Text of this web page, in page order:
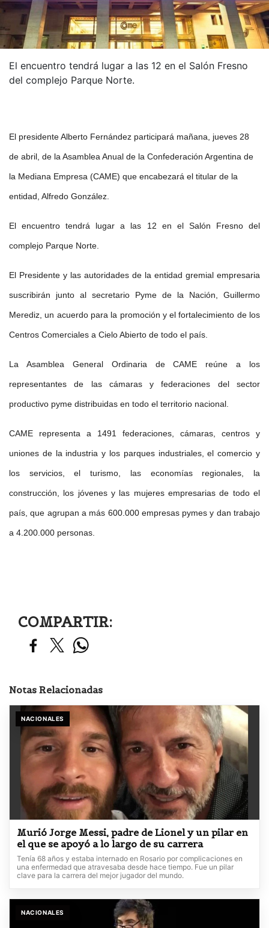
El encuentro tendrá lugar a las 12 en el Salón Fresno
del complejo Parque Norte.
El presidente Alberto Fernández participará mañana, jueves 28
de abril, de la Asamblea Anual de la Confederación Argentina de
la Mediana Empresa (CAME) que encabezará el titular de la
entidad, Alfredo González.
El encuentro tendrá lugar a las 12 en el Salón Fresno del
complejo Parque Norte.
El Presidente y las autoridades de la entidad gremial empresaria
suscribirán junto al secretario Pyme de la Nación, Guillermo
Merediz, un acuerdo para la promoción y el fortalecimiento de los
Centros Comerciales a Cielo Abierto de todo el país.
La Asamblea General Ordinaria de CAME reúne a los
representantes de las cámaras y federaciones del sector
productivo pyme distribuidas en todo el territorio nacional.
CAME representa a 1491 federaciones, cámaras, centros y
uniones de la industria y los parques industriales, el comercio y
los servicios, el turismo, las economías regionales, la
construcción, los jóvenes y las mujeres empresarias de todo el
país, que agrupan a más 600.000 empresas pymes y dan trabajo
a 4.200.000 personas.
COMPARTIR:
Notas Relacionadas
NACIONALES
Murió Jorge Messi, padre de Lionel y un pilar en
el que se apoyó a lo largo de su carrera
Tenía 68 años y estaba internado en Rosario por complicaciones en
una enfermedad que atravesaba desde hace tiempo. Fue un pilar
clave para la carrera del mejor jugador del mundo.
NACIONALES